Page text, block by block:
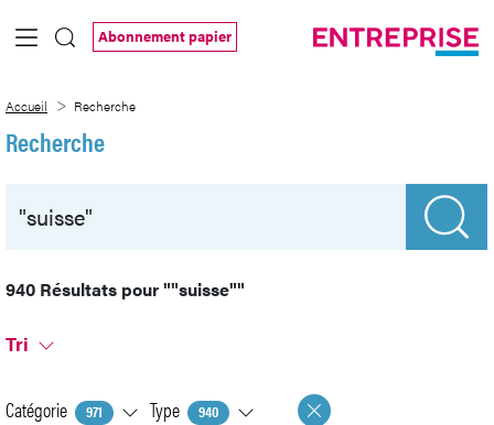
Saut au contenu principal
Abonnement papier
Accueil Recherche
Recherche
940 Résultats pour""suisse""
Tri
Catégorie 971 Type 940